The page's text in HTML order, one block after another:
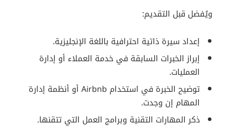
ويُفضل قبل التقديم:
إعداد سيرة ذاتية احترافية باللغة الإنجليزية.
إبراز الخبرات السابقة في خدمة العملاء أو إدارة
العمليات.
توضيح الخبرة في استخدام Airbnb أو أنظمة إدارة
المهام إن وجدت.
ذكر المهارات التقنية وبرامج العمل التي تتقنها.